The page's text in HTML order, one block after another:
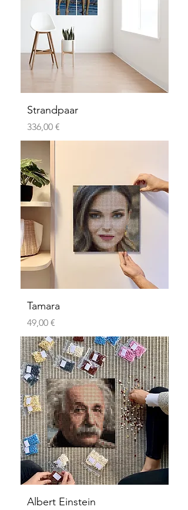
Strandpaar
Preis
336,00 €
Tamara
Preis
49,00 €
Albert Einstein